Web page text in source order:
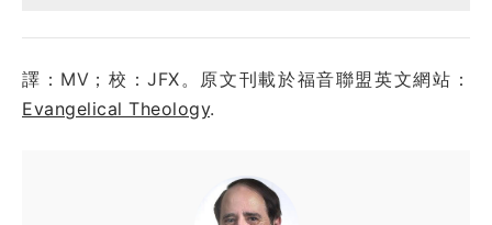
譯：MV；校：JFX。原文刊載於福音聯盟英文網站：
Evangelical Theology.